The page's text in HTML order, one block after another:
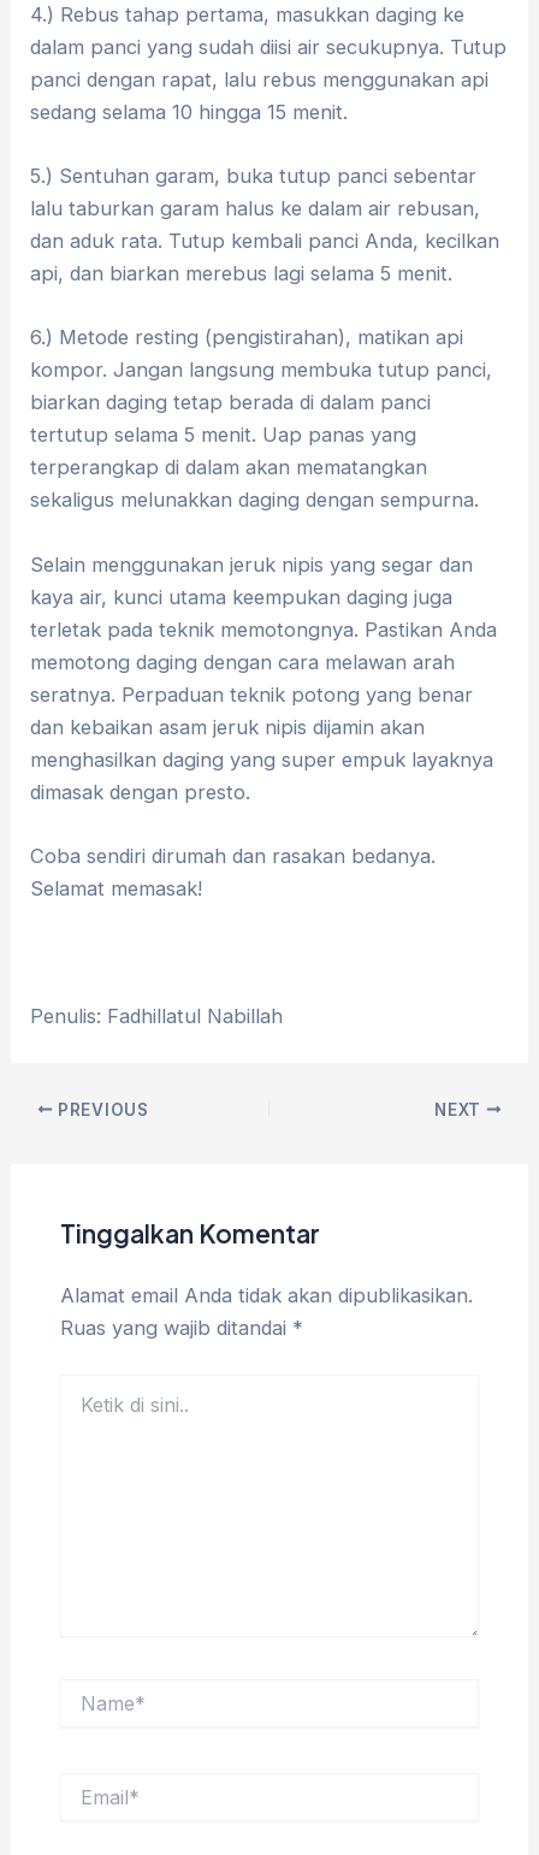
4.) Rebus tahap pertama, masukkan daging ke
dalam panci yang sudah diisi air secukupnya. Tutup
panci dengan rapat, lalu rebus menggunakan api
sedang selama 10 hingga 15 menit.
5.) Sentuhan garam, buka tutup panci sebentar
lalu taburkan garam halus ke dalam air rebusan,
dan aduk rata. Tutup kembali panci Anda, kecilkan
api, dan biarkan merebus lagi selama 5 menit.
6.) Metode resting (pengistirahan), matikan api
kompor. Jangan langsung membuka tutup panci,
biarkan daging tetap berada di dalam panci
tertutup selama 5 menit. Uap panas yang
terperangkap di dalam akan mematangkan
sekaligus melunakkan daging dengan sempurna.
​Selain menggunakan jeruk nipis yang segar dan
kaya air, kunci utama keempukan daging juga
terletak pada teknik memotongnya. Pastikan Anda
memotong daging dengan cara melawan arah
seratnya. Perpaduan teknik potong yang benar
dan kebaikan asam jeruk nipis dijamin akan
menghasilkan daging yang super empuk layaknya
dimasak dengan presto.
Coba sendiri dirumah dan rasakan bedanya.
Selamat memasak!
Penulis: Fadhillatul Nabillah
PREVIOUS NEXT
Tinggalkan Komentar
Alamat email Anda tidak akan dipublikasikan.
Ruas yang wajib ditandai *